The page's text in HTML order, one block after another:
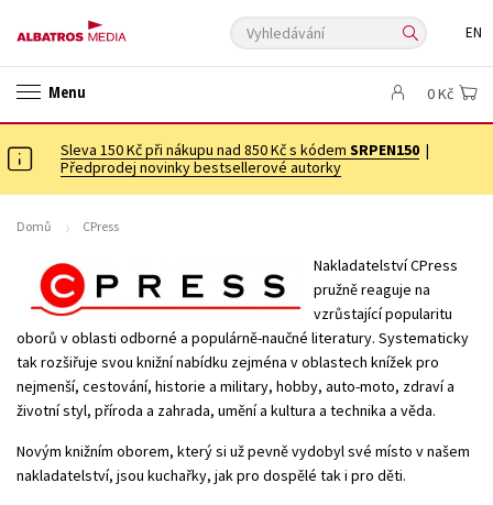
Vyhledávání EN
Menu
✉️ DÁRKOVÉ POUKAZY
Auto - moto
Beletrie pro děti
Dárkové publikace
Esoterika a duchovní svět
Historie a military Hobby
Jazyky
Kalendáře
Kariéra a osobní rozvoj Komiks
Křížovky
Kuchařky
New Adult Ostatní Počítače
Poezie
Populárně - naučná pro dospělé
Populárně - naučné pro děti
Předškoláci
Příroda a zahrada
Přírodní vědy
Společnost, politika
Technika a věda
Učebnice
Umění a kultura
Výchova a pedagogika
Young adult
0 Kč
Sleva 150 Kč při nákupu nad 850 Kč s kódem SRPEN150 |
Předprodej novinky bestsellerové autorky
Domů CPress
Nakladatelství CPress
pružně reaguje na
vzrůstající popularitu
oborů v oblasti odborné a populárně-naučné literatury. Systematicky
tak rozšiřuje svou knižní nabídku zejména v oblastech knížek pro
nejmenší, cestování, historie a military, hobby, auto-moto, zdraví a
životní styl, příroda a zahrada, umění a kultura a technika a věda.
Novým knižním oborem, který si už pevně vydobyl své místo v našem
nakladatelství, jsou kuchařky, jak pro dospělé tak i pro děti.